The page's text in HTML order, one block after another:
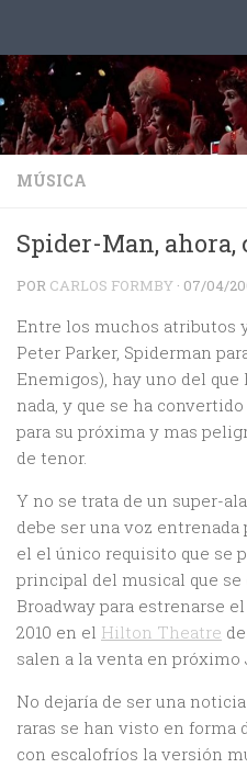
MÚSICA
Spider-Man, ahora,
POR CARLOS FORMBY · 07/04/
Entre los muchos atributos
Peter Parker, Spiderman
Enemigos), hay uno del que
nada, y que se ha
para su próxima y mas
de tenor.
Y no se trata de un super-
debe ser una voz entrenada
el el único requisito que se
principal del musical que se
Broadway para estrenarse
2010 en el Hilton Theatre
salen a la venta en próximo
No dejaría de ser una
raras se han visto en forma
con escalofríos la versión